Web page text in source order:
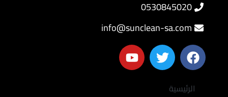
0530845020
info@sunclean-sa.com
الرئيسية